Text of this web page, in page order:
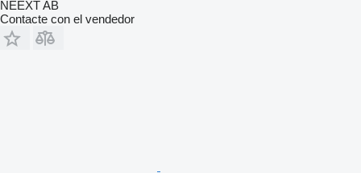
NEEXT AB
Contacte con el vendedor